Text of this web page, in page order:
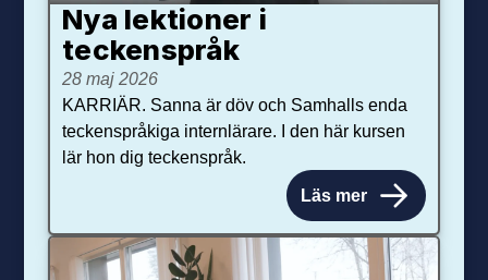
Nya lektioner i
teckenspråk
28 maj 2026
KARRIÄR. Sanna är döv och Samhalls enda
teckenspråkiga internlärare. I den här kursen
lär hon dig teckenspråk.
Läs mer